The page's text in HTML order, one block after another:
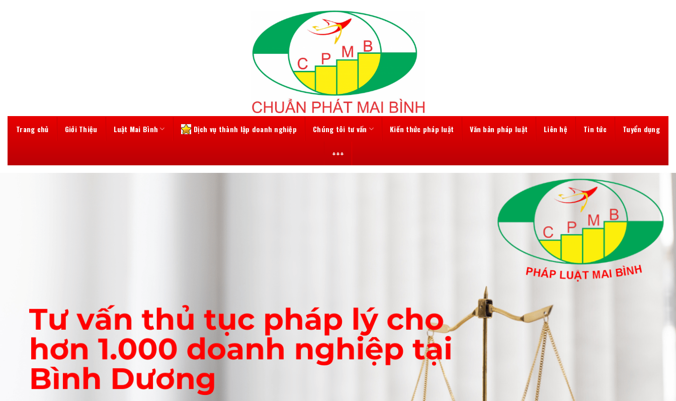
Trang chủ Giới Thiệu Luật Mai Bình Dịch vụ thành lập doanh nghiệp Chúng tôi tư vấn Kiến thức pháp luật Văn bản pháp luật Liên hệ Tin tức Tuyển dụng
+++